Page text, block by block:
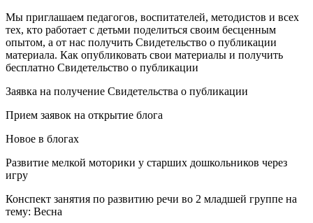
Мы приглашаем педагогов, воспитателей, методистов и всех
тех, кто работает с детьми поделиться своим бесценным
опытом, а от нас получить Свидетельство о публикации
материала. Как опубликовать свои материалы и получить
бесплатно Свидетельство о публикации
Заявка на получение Свидетельства о публикации
Прием заявок на открытие блога
Новое в блогах
Развитие мелкой моторики у старших дошкольников через
игру
Конспект занятия по развитию речи во 2 младшей группе на
тему: Весна